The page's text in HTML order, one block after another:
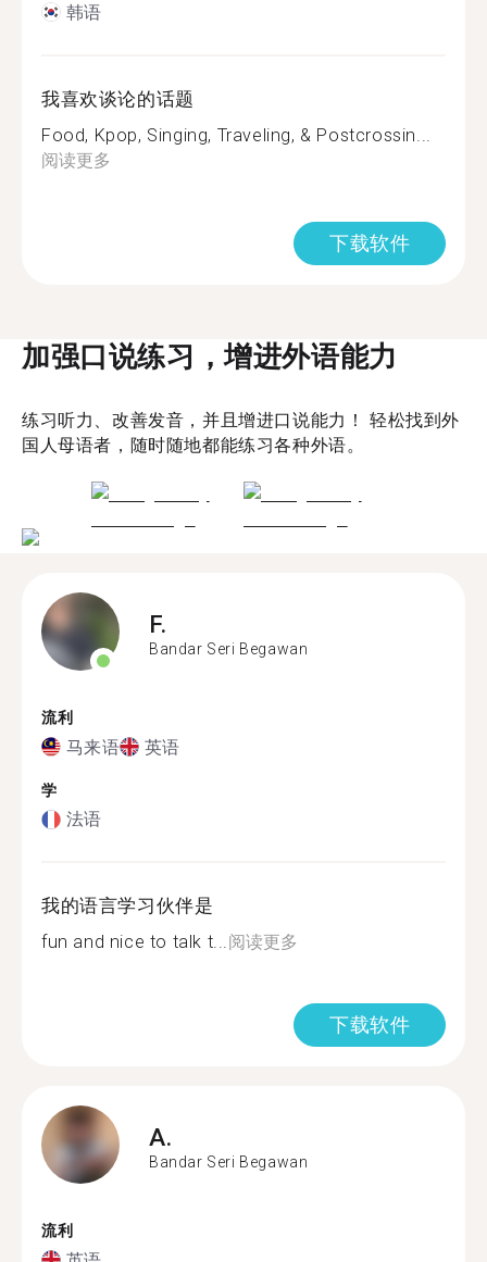
韩语
我喜欢谈论的话题
Food, Kpop, Singing, Traveling, & Postcrossin...
阅读更多
下载软件
加强口说练习，增进外语能力
练习听力、改善发音，并且增进口说能力！ 轻松找到外
国人母语者，随时随地都能练习各种外语。
F.
Bandar Seri Begawan
流利
马来语 英语
学
法语
我的语言学习伙伴是
fun and nice to talk t...阅读更多
下载软件
A.
Bandar Seri Begawan
流利